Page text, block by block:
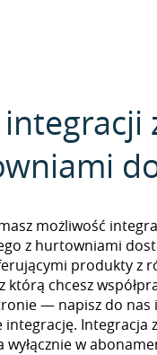
możliwość
z hurtowniami
produkty z
którą chcesz
— napisz do nas
integrację. Integracja
wyłącznie w